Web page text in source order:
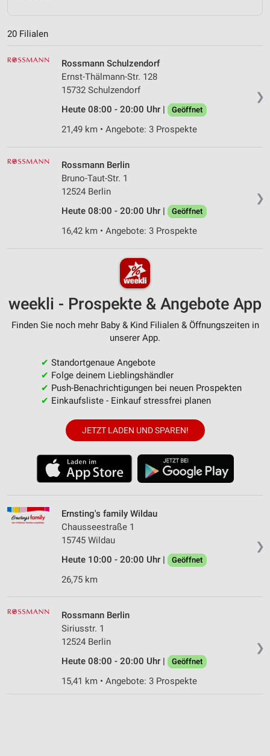
20 Filialen
❯
Rossmann Schulzendorf
Ernst-Thälmann-Str. 128
15732 Schulzendorf
Heute 08:00 - 20:00 Uhr |
Geöffnet
21,49 km • Angebote: 3 Prospekte
❯
Rossmann Berlin
Bruno-Taut-Str. 1
12524 Berlin
Heute 08:00 - 20:00 Uhr |
Geöffnet
16,42 km • Angebote: 3 Prospekte
weekli - Prospekte & Angebote App
Finden Sie noch mehr Baby & Kind Filialen & Öffnungszeiten in
unserer App.
✔ Standortgenaue Angebote
✔ Folge deinem Lieblingshändler
✔ Push-Benachrichtigungen bei neuen Prospekten
✔ Einkaufsliste - Einkauf stressfrei planen
JETZT LADEN UND SPAREN!
❯
Ernsting's family Wildau
Chausseestraße 1
15745 Wildau
Heute 10:00 - 20:00 Uhr |
Geöffnet
26,75 km
❯
Rossmann Berlin
Siriusstr. 1
12524 Berlin
Heute 08:00 - 20:00 Uhr |
Geöffnet
15,41 km • Angebote: 3 Prospekte